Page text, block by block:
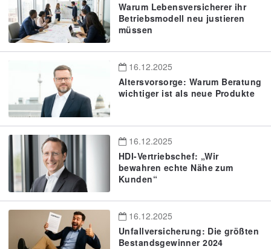
Warum Lebensversicherer ihr
Betriebsmodell neu justieren
müssen
16.12.2025
Altersvorsorge: Warum Beratung
wichtiger ist als neue Produkte
16.12.2025
HDI-Vertriebschef: „Wir
bewahren echte Nähe zum
Kunden“
16.12.2025
Unfallversicherung: Die größten
Bestandsgewinner 2024